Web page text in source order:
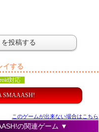
イする
対応
SMAAASH!
このゲームが出来ない場合はこちら
の関連ゲーム ▼